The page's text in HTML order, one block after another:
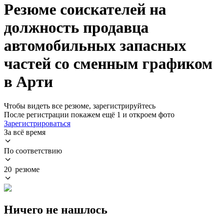
Резюме соискателей на
должность продавца
автомобильных запасных
частей со сменным графиком
в Арти
Чтобы видеть все резюме, зарегистрируйтесь
После регистрации покажем ещё 1 и откроем фото
Зарегистрироваться
За всё время
По соответствию
20 резюме
Ничего не нашлось